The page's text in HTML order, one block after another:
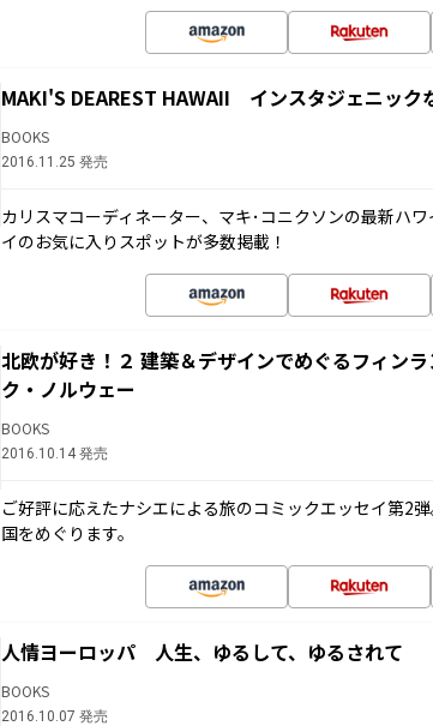
MAKI'S DEAREST HAWAII インスタジェニック
BOOKS
2016.11.25 発売
カリスマコーディネーター、マキ･コニクソンの最新ハ
イのお気に入りスポットが多数掲載！
北欧が好き！２ 建築＆デザインでめぐるフィン
ク・ノルウェー
BOOKS
2016.10.14 発売
ご好評に応えたナシエによる旅のコミックエッセイ第2
国をめぐります。
人情ヨーロッパ 人生、ゆるして、ゆるされて
BOOKS
2016.10.07 発売